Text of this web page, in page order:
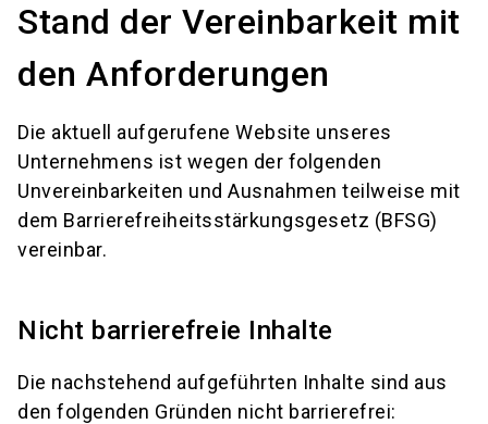
Stand der Vereinbarkeit mit
den Anforderungen
Die aktuell aufgerufene Website unseres
Unternehmens ist wegen der folgenden
Unvereinbarkeiten und Ausnahmen teilweise mit
dem Barrierefreiheitsstärkungsgesetz (BFSG)
vereinbar.
Nicht barrierefreie Inhalte
Die nachstehend aufgeführten Inhalte sind aus
den folgenden Gründen nicht barrierefrei: